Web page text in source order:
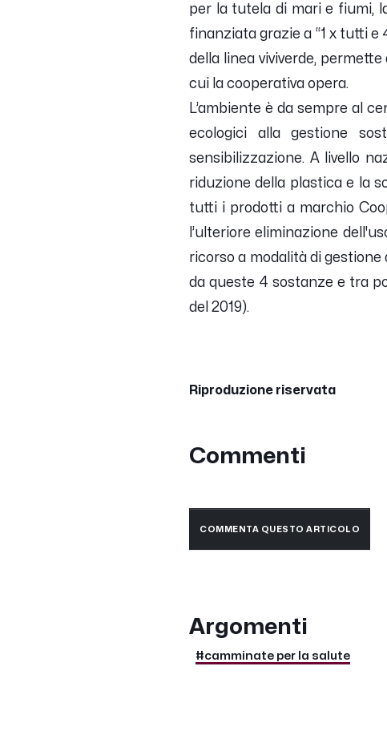
per la tutela di mari e fiumi,
finanziata grazie a “1 x tutti e
della linea viviverde,
cui la cooperativa opera.
L’ambiente è da sempre al
ecologici alla gestione
sensibilizzazione. A livello
riduzione della plastica e la
tutti i prodotti a marchio
l’ulteriore eliminazione
ricorso a modalità di
da queste 4 sostanze e tra
del 2019).
Riproduzione riservata
Commenti
COMMENTA QUESTO ARTICOLO
Argomenti
#camminate per la salute